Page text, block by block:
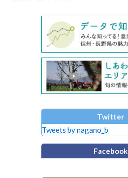
Twitter
Tweets by nagano_b
Facebook